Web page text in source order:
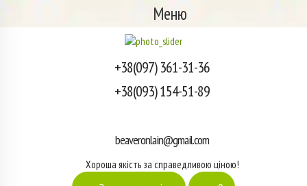
Меню
+38(097) 361-31-36
+38(093) 154-51-89
beaveronlain@gmail.com
Хороша якість за справедливою ціною!